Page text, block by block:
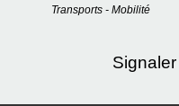
Transports - Mobilité